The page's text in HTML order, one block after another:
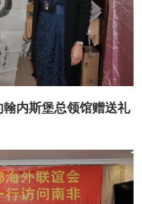
内斯堡总领馆赠送礼